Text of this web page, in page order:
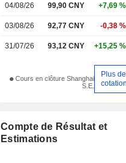
04/08/26 99,90 CNY +7,69 %
03/08/26 92,77 CNY -0,38 %
31/07/26 93,12 CNY +15,25 %
Cours en clôture Shanghai
S.E.
Plus de
Compte de Résultat et
Estimations